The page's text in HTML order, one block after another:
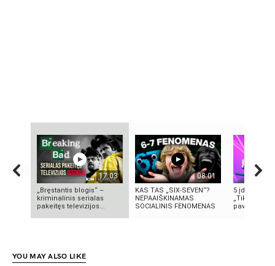
17:03
„Bręstantis blogis“ –
kriminalinis serialas
pakeitęs televizijos...
08:01
KAS TAS „SIX-SEVEN“?
NEPAAIŠKINAMAS
SOCIALINIS FENOMENAS
5 įdomūs
„TikTok“:
YOU MAY ALSO LIKE